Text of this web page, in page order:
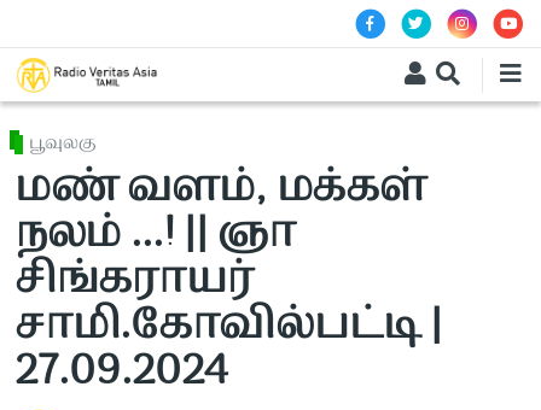
பூவுலகு
மண் வளம், மக்கள்
நலம் ...! || ஞா
சிங்கராயர்
சாமி.கோவில்பட்டி |
27.09.2024